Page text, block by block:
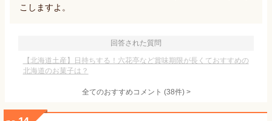
こしますよ。
回答された質問
【北海道土産】日持ちする！六花亭など賞味期限が長くておすすめの
北海道のお菓子は？
全てのおすすめコメント (38件) >